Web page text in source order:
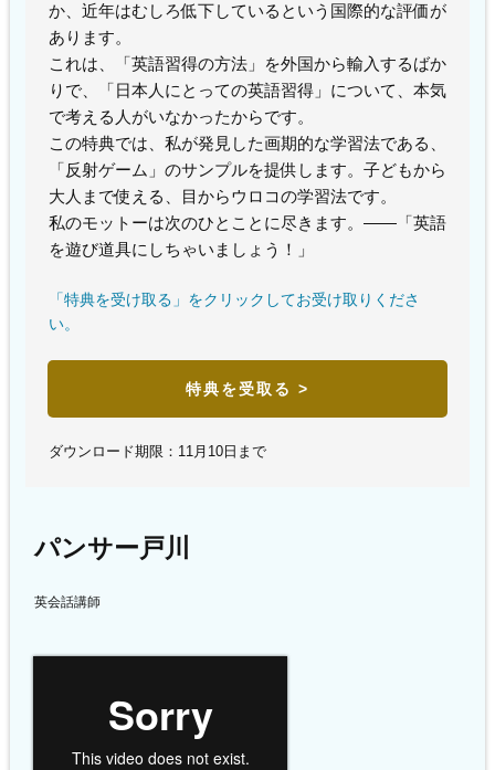
か、近年はむしろ低下しているという国際的な評価が
あります。
これは、「英語習得の方法」を外国から輸入するばか
りで、「日本人にとっての英語習得」について、本気
で考える人がいなかったからです。
この特典では、私が発見した画期的な学習法である、
「反射ゲーム」のサンプルを提供します。子どもから
大人まで使える、目からウロコの学習法です。
私のモットーは次のひとことに尽きます。――「英語
を遊び道具にしちゃいましょう！」
「特典を受け取る」をクリックしてお受け取りくださ
い。
特典を受取る >
ダウンロード期限：11月10日まで
パンサー戸川
英会話講師